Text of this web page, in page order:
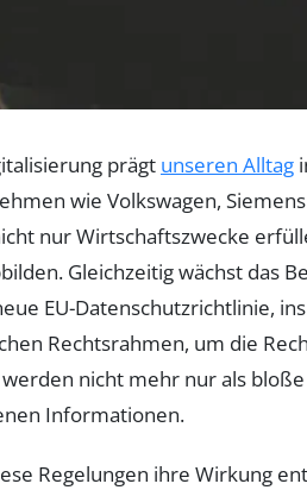
prägt unseren Alltag
wie Volkswagen,
nur Wirtschaftszwecke
Gleichzeitig wächst das
EU-Datenschutzrichtlinie,
Rechtsrahmen, um die
nicht mehr nur als
Informationen.
Regelungen ihre Wirkung